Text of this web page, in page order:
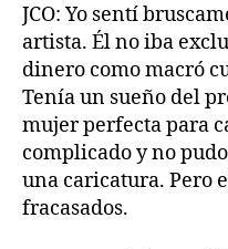
JCO: Yo sentí
artista. Él no iba
dinero como macró
Tenía un sueño del
mujer perfecta para
complicado y no
una caricatura. Pero
fracasados.